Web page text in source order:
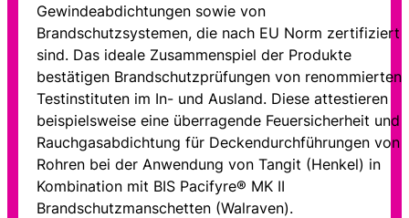
Gewindeabdichtungen sowie von
Brandschutzsystemen, die nach EU Norm zertifiziert
sind. Das ideale Zusammenspiel der Produkte
bestätigen Brandschutzprüfungen von renommierten
Testinstituten im In- und Ausland. Diese attestieren
beispielsweise eine überragende Feuersicherheit und
Rauchgasabdichtung für Deckendurchführungen von
Rohren bei der Anwendung von Tangit (Henkel) in
Kombination mit BIS Pacifyre® MK II
Brandschutzmanschetten (Walraven).